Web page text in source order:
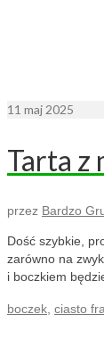
11 maj 2025
Tarta z
przez Bardzo
Dość szybkie,
zarówno na
i boczkiem
boczek ciasto